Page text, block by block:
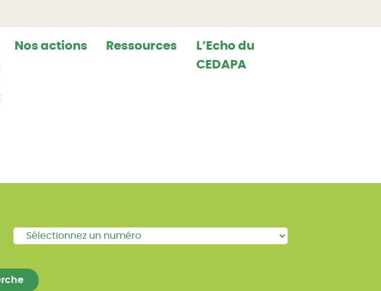
Nos actions Ressources
L’Echo du
CEDAPA